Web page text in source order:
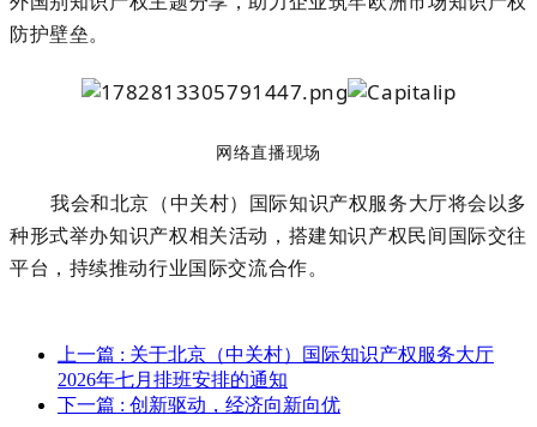
防护壁垒。
网络直播现场
我会和北京（中关村）国际知识产权服务大厅将会以多
种形式举办知识产权相关活动，搭建知识产权民间国际交往
平台，持续推动行业国际交流合作。
上一篇 : 关于北京（中关村）国际知识产权服务大厅
2026年七月排班安排的通知
下一篇 : 创新驱动，经济向新向优